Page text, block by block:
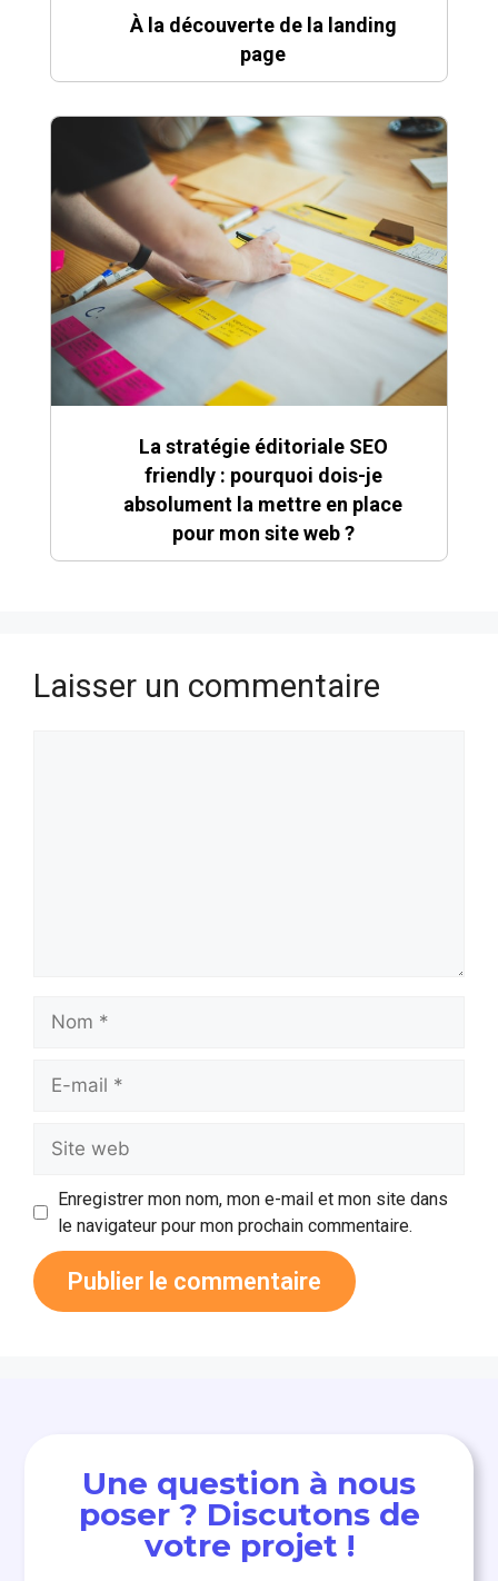
À la découverte de la landing
page
La stratégie éditoriale SEO
friendly : pourquoi dois-je
absolument la mettre en place
pour mon site web ?
Laisser un commentaire
Enregistrer mon nom, mon e-mail et mon site dans
le navigateur pour mon prochain commentaire.
Une question à nous
poser ? Discutons de
votre projet !